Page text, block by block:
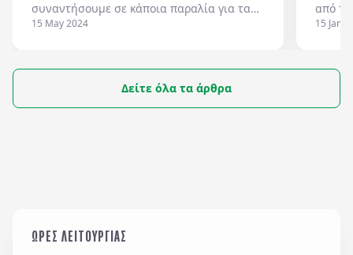
συναντήσουμε σε κάποια παραλία για τα
πρώτα μπάνια.
15 May 2024
από τη
εαυτό
15 Jan
Δείτε όλα τα άρθρα
ΩΡΕΣ ΛΕΙΤΟΥΡΓΙΑΣ